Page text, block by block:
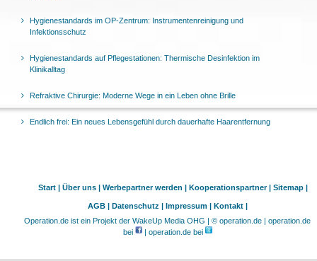
Hygienestandards im OP-Zentrum: Instrumentenreinigung und
Infektionsschutz
Hygienestandards auf Pflegestationen: Thermische Desinfektion im
Klinikalltag
Refraktive Chirurgie: Moderne Wege in ein Leben ohne Brille
Endlich frei: Ein neues Lebensgefühl durch dauerhafte Haarentfernung
Start | Über uns | Werbepartner werden | Kooperationspartner | Sitemap |
AGB | Datenschutz | Impressum | Kontakt |
Operation.de ist ein Projekt der WakeUp Media OHG | © operation.de | operation.de
bei
| operation.de bei